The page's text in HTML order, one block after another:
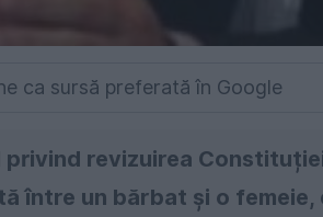
ca sursă preferată în Google
privind revizuirea
între un bărbat și o